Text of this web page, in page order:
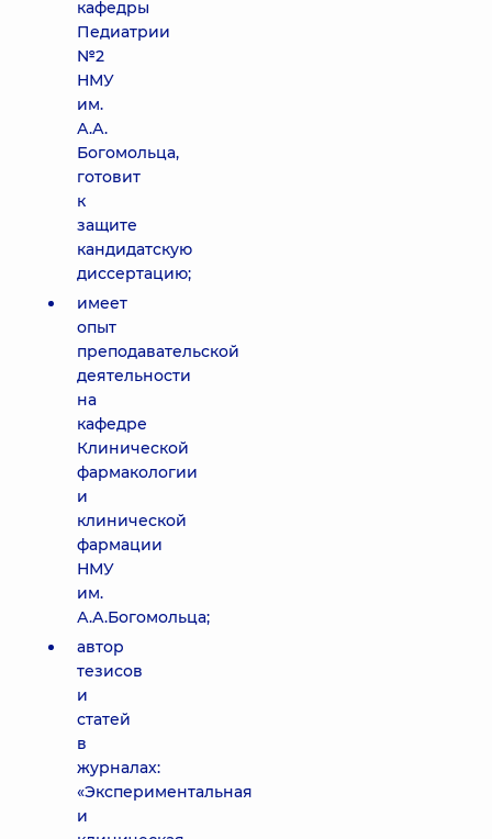
кафедры
Педиатрии
№2
НМУ
им.
А.А.
Богомольца,
готовит
к
защите
кандидатскую
диссертацию;
имеет
опыт
преподавательской
деятельности
на
кафедре
Клинической
фармакологии
и
клинической
фармации
НМУ
им.
А.А.Богомольца;
автор
тезисов
и
статей
в
журналах:
«Экспериментальная
и